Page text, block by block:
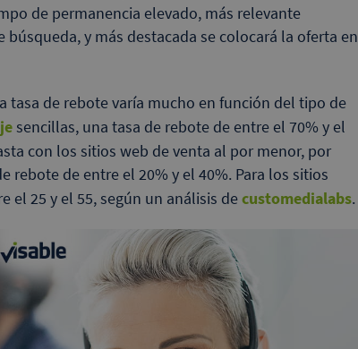
de permanencia elevado, más relevante
y más destacada se colocará la oferta en
tasa de rebote varía mucho en función del tipo de
sencillas, una tasa de rebote de entre el 70% y el
con los sitios web de venta al por menor, por
rebote de entre el 20% y el 40%. Para los sitios
el 25 y el 55, según un análisis decustomedialabs.